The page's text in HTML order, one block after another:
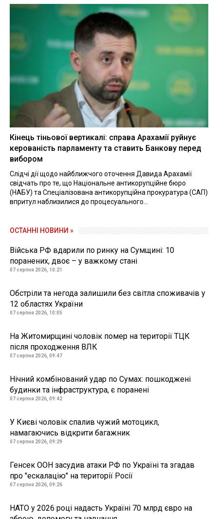
Кінець тіньової вертикалі: справа Арахамії руйнує
керованість парламенту та ставить Банкову перед
вибором
Слідчі дії щодо найближчого оточення Давида Арахамії
свідчать про те, що Національне антикорупційне бюро
(НАБУ) та Спеціалізована антикорупційна прокуратура (САП)
впритул наблизилися до процесуального...
ОСТАННІ НОВИНИ »
Війська РФ вдарили по ринку на Сумщині: 10
поранених, двоє – у важкому стані
07 серпня 2026, 10:21
Обстріли та негода залишили без світла споживачів у
12 областях України
07 серпня 2026, 10:05
На Житомирщині чоловік помер на території ТЦК
після проходження ВЛК
07 серпня 2026, 09:47
Нічний комбінований удар по Сумах: пошкоджені
будинки та інфраструктура, є поранені
07 серпня 2026, 09:42
У Києві чоловік спалив чужий мотоцикл,
намагаючись відкрити багажник
07 серпня 2026, 09:29
Генсек ООН засудив атаки РФ по Україні та згадав
про "ескалацію" на території Росії
07 серпня 2026, 09:26
НАТО у 2026 році надасть Україні 70 млрд євро на